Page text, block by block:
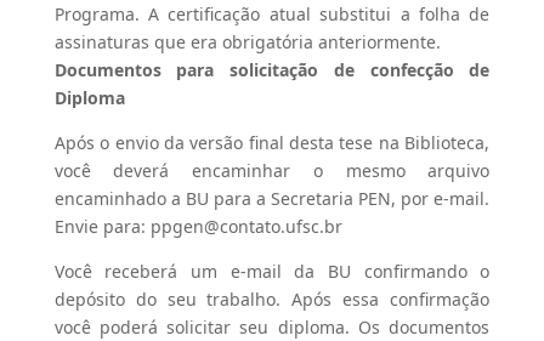
Programa. A certificação atual substitui a folha de
assinaturas que era obrigatória anteriormente.
Documentos para solicitação de confecção de
Diploma
Após o envio da versão final desta tese na Biblioteca,
você deverá encaminhar o mesmo arquivo
encaminhado a BU para a Secretaria PEN, por e-mail.
Envie para: ppgen@contato.ufsc.br
Você receberá um e-mail da BU confirmando o
depósito do seu trabalho. Após essa confirmação
você poderá solicitar seu diploma. Os documentos